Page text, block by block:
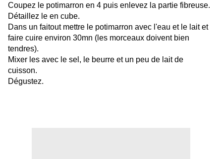
Coupez le potimarron en 4 puis enlevez la partie fibreuse.
Détaillez le en cube.
Dans un faitout mettre le potimarron avec l'eau et le lait et
faire cuire environ 30mn (les morceaux doivent bien
tendres).
Mixer les avec le sel, le beurre et un peu de lait de
cuisson.
Dégustez.